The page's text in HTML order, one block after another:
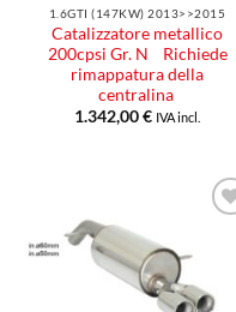
1.6GTI (147KW) 2013>>2015
Catalizzatore metallico
200cpsi Gr. N Richiede
rimappatura della
centralina
1.342,00€ IVA incl.
desideri